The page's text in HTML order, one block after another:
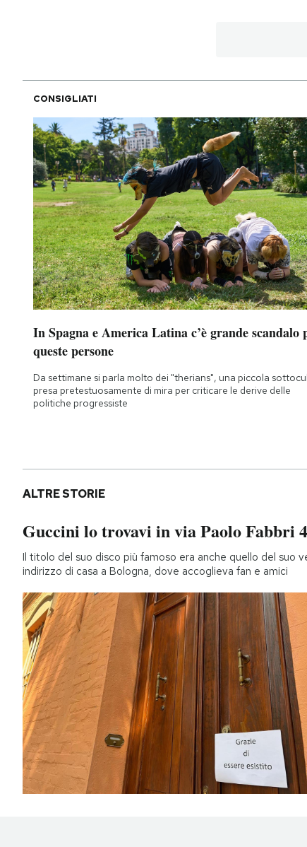
CONSIGLIATI
In Spagna e America Latina c’è grande scandalo
queste persone
Da settimane si parla molto dei "therians", una piccola
presa pretestuosamente di mira per criticare le derive delle
politiche progressiste
ALTRE STORIE
Guccini lo trovavi in via Paolo Fabbri
Il titolo del suo disco più famoso era anche quello del suo
indirizzo di casa a Bologna, dove accoglieva fan e amici